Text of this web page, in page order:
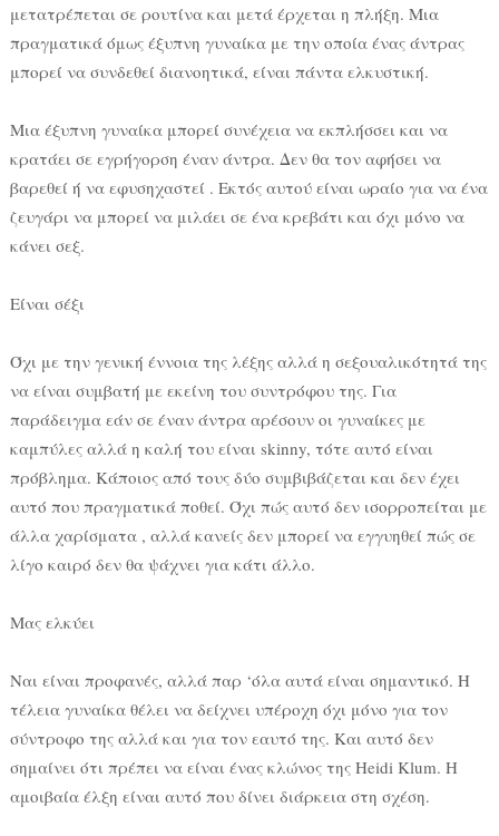
μετατρέπεται σε ρουτίνα και μετά έρχεται η πλήξη. Μια
πραγματικά όμως έξυπνη γυναίκα με την οποία ένας άντρας
μπορεί να συνδεθεί διανοητικά, είναι πάντα ελκυστική.
Μια έξυπνη γυναίκα μπορεί συνέχεια να εκπλήσσει και να
κρατάει σε εγρήγορση έναν άντρα. Δεν θα τον αφήσει να
βαρεθεί ή να εφυσηχαστεί . Εκτός αυτού είναι ωραίο για να ένα
ζευγάρι να μπορεί να μιλάει σε ένα κρεβάτι και όχι μόνο να
κάνει σεξ.
Είναι σέξι
Όχι με την γενική έννοια της λέξης αλλά η σεξουαλικότητά της
να είναι συμβατή με εκείνη του συντρόφου της. Για
παράδειγμα εάν σε έναν άντρα αρέσουν οι γυναίκες με
καμπύλες αλλά η καλή του είναι skinny, τότε αυτό είναι
πρόβλημα. Κάποιος από τους δύο συμβιβάζεται και δεν έχει
αυτό που πραγματικά ποθεί. Όχι πώς αυτό δεν ισορροπείται με
άλλα χαρίσματα , αλλά κανείς δεν μπορεί να εγγυηθεί πώς σε
λίγο καιρό δεν θα ψάχνει για κάτι άλλο.
Μας ελκύει
Ναι είναι προφανές, αλλά παρ ‘όλα αυτά είναι σημαντικό. Η
τέλεια γυναίκα θέλει να δείχνει υπέροχη όχι μόνο για τον
σύντροφο της αλλά και για τον εαυτό της. Και αυτό δεν
σημαίνει ότι πρέπει να είναι ένας κλώνος της Heidi Klum. Η
αμοιβαία έλξη είναι αυτό που δίνει διάρκεια στη σχέση.